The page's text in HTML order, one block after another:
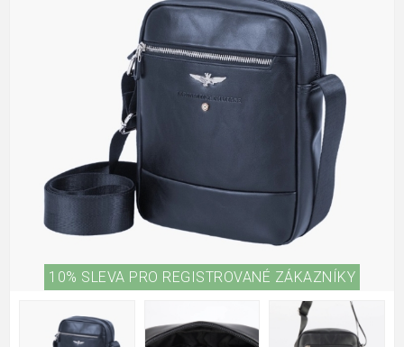
10% SLEVA PRO REGISTROVANÉ ZÁKAZNÍKY